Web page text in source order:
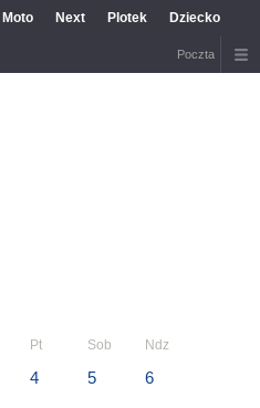
Moto Next Plotek Dziecko
Poczta
Pt Sob Ndz
4 5 6